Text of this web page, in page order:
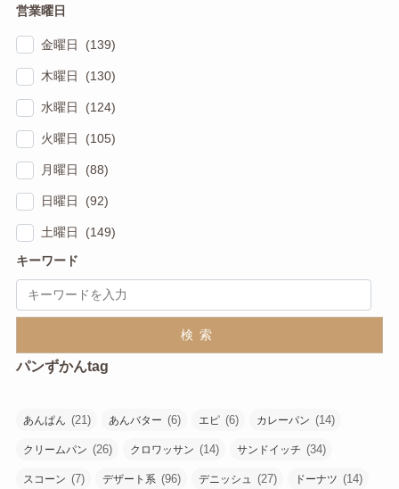
営業曜日
金曜日 (139)
木曜日 (130)
水曜日 (124)
火曜日 (105)
月曜日 (88)
日曜日 (92)
土曜日 (149)
キーワード
検索
パンずかんtag
あんぱん (21) あんバター (6) エピ (6) カレーパン (14)
クリームパン (26) クロワッサン (14) サンドイッチ (34)
スコーン (7) デザート系 (96) デニッシュ (27) ドーナツ (14)